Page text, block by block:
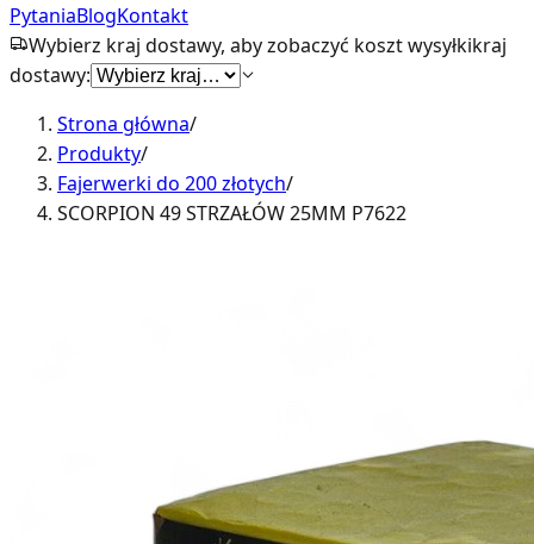
PytaniaBlogKontakt
Wybierz kraj dostawy, aby zobaczyć koszt wysyłkikraj
dostawy:
Strona główna/
Produkty/
Fajerwerki do 200 złotych/
SCORPION 49 STRZAŁÓW 25MM P7622